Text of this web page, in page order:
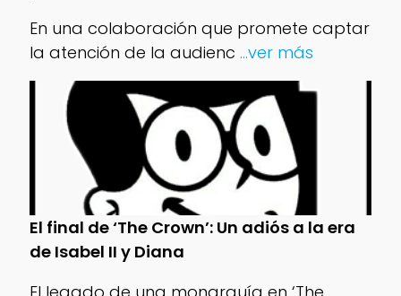
En una colaboración que promete captar
la atención de la audienc ...ver más
El final de ‘The Crown’: Un adiós a la era
de Isabel II y Diana